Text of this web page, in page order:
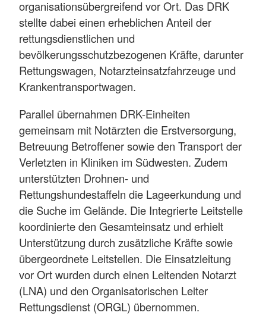
organisationsübergreifend vor Ort. Das DRK
stellte dabei einen erheblichen Anteil der
rettungsdienstlichen und
bevölkerungsschutzbezogenen Kräfte, darunter
Rettungswagen, Notarzteinsatzfahrzeuge und
Krankentransportwagen.
Parallel übernahmen DRK-Einheiten
gemeinsam mit Notärzten die Erstversorgung,
Betreuung Betroffener sowie den Transport der
Verletzten in Kliniken im Südwesten. Zudem
unterstützten Drohnen- und
Rettungshundestaffeln die Lageerkundung und
die Suche im Gelände. Die Integrierte Leitstelle
koordinierte den Gesamteinsatz und erhielt
Unterstützung durch zusätzliche Kräfte sowie
übergeordnete Leitstellen. Die Einsatzleitung
vor Ort wurden durch einen Leitenden Notarzt
(LNA) und den Organisatorischen Leiter
Rettungsdienst (ORGL) übernommen.